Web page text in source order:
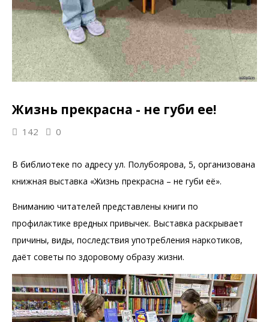
Жизнь прекрасна - не губи ее!
142 0
В библиотеке по адресу ул. Полубоярова, 5, организована
книжная выставка «Жизнь прекрасна – не губи её».
Вниманию читателей представлены книги по
профилактике вредных привычек. Выставка раскрывает
причины, виды, последствия употребления наркотиков,
даёт советы по здоровому образу жизни.